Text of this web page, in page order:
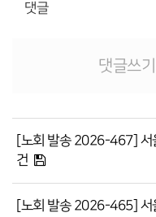
댓글
댓글쓰
[노회 발송 2026-467] 서
건
[노회 발송 2026-465] 서